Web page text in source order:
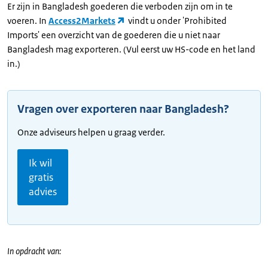
Er zijn in Bangladesh goederen die verboden zijn om in te
voeren. In Access2Markets
vindt u onder 'Prohibited
Imports' een overzicht van de goederen die u niet naar
Bangladesh mag exporteren. (Vul eerst uw HS-code en het land
in.)
Vragen over exporteren naar Bangladesh?
Onze adviseurs helpen u graag verder.
Ik wil
gratis
advies
In opdracht van: